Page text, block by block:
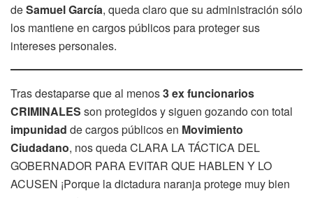
deSamuel García, queda claro que su administración sólo
los mantiene en cargos públicos para proteger sus
intereses personales.
Tras destaparse que al menos3 ex funcionarios
CRIMINALES son protegidos y siguen gozando con total
impunidad de cargos públicos en Movimiento
Ciudadano, nos queda CLARA LA TÁCTICA DEL
GOBERNADOR PARA EVITAR QUE HABLEN Y LO
ACUSEN ¡Porque la dictadura naranja protege muy bien